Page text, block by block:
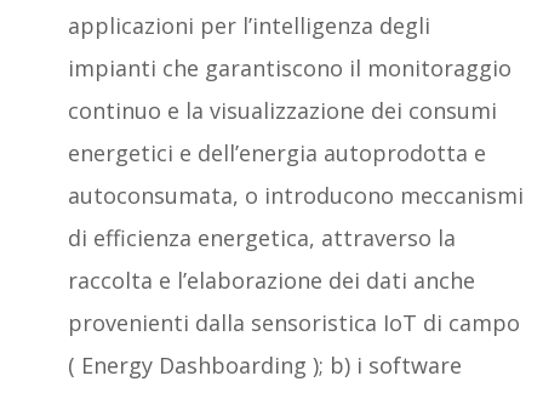
applicazioni per l’intelligenza degli
impianti che garantiscono il monitoraggio
continuo e la visualizzazione dei consumi
energetici e dell’energia autoprodotta e
autoconsumata, o introducono meccanismi
di efficienza energetica, attraverso la
raccolta e l’elaborazione dei dati anche
provenienti dalla sensoristica IoT di campo
( Energy Dashboarding ); b) i software